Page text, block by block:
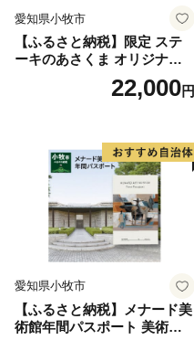
愛知県小牧市
【ふるさと納税】限定 ステ
ーキのあさくま オリジナル
お食事券 6000円 お好きなメ
ニュー 好きなだけ コーンス
県 小牧店 小牧市 チケット 送
料無料
22,000円
愛知県小牧市
【ふるさと納税】メナード美
術館年間パスポート 美術館